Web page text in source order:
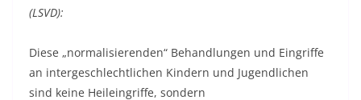
(LSVD):
Diese „normalisierenden“ Behandlungen und Eingriffe
an intergeschlechtlichen Kindern und Jugendlichen
sind keine Heileingriffe, sondern